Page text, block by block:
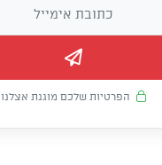
הפרטיות שלכם מוגנת אצלנו